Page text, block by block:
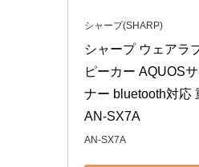
シャープ(SHARP)
シャープ ウェアラ
ピーカー AQUOS
ナー bluetooth対応
AN-SX7A
AN-SX7A